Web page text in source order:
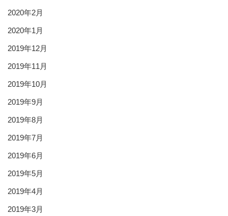
2020年2月
2020年1月
2019年12月
2019年11月
2019年10月
2019年9月
2019年8月
2019年7月
2019年6月
2019年5月
2019年4月
2019年3月